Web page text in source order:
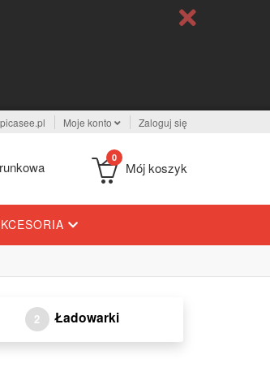
Moje konto Zaloguj się
0
Mój koszyk
2 Ładowarki